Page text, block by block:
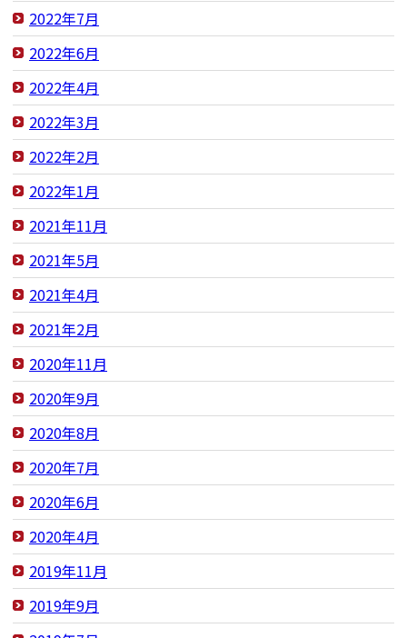
2022年7月
2022年6月
2022年4月
2022年3月
2022年2月
2022年1月
2021年11月
2021年5月
2021年4月
2021年2月
2020年11月
2020年9月
2020年8月
2020年7月
2020年6月
2020年4月
2019年11月
2019年9月